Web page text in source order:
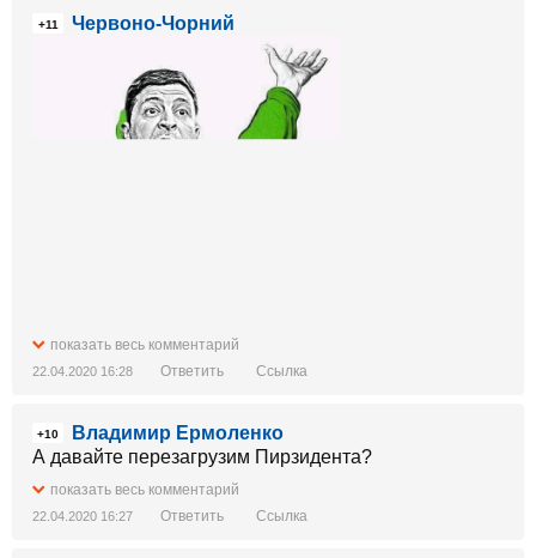
+11 Червоно-Чорний
показать весь комментарий
22.04.2020 16:28 Ответить Ссылка
+10
Владимир Ермоленко
А давайте перезагрузим Пирзидента?
показать весь комментарий
22.04.2020 16:27 Ответить Ссылка